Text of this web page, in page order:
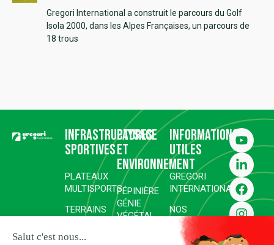
Gregori International a construit le parcours du Golf
Isola 2000, dans les Alpes Françaises, un parcours de
18 trous
Infrastructures
sportives
PLATEAUX
MULTISPORTS
TERRAINS
Paysage
et
environnement
PÉPINIÈRE
GÉNIE
VÉGÉTAL
RÉHABILITATION ET
Informations
utiles
GREGORI
INTERNATIONAL
NOS
RÉALISATIONS